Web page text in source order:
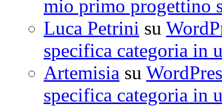
mio primo progettino
Luca Petrini su
specifica categoria in
Artemisia su
specifica categoria in